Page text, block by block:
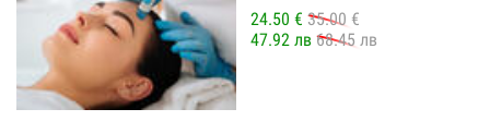
24.50 € 35.00 €
47.92 лв 68.45 лв